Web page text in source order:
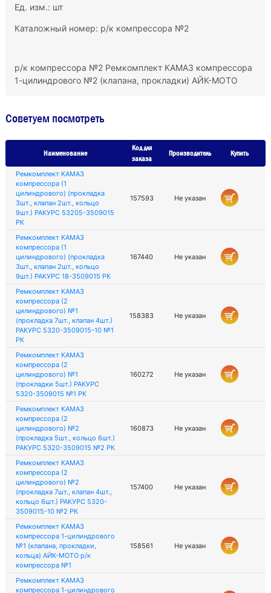
Ед. изм.: шт
Каталожный номер: р/к компрессора №2
р/к компрессора №2 Ремкомплект КАМАЗ компрессора
1-цилиндрового №2 (клапана, прокладки) АЙК-МОТО
Советуем посмотреть
Наименование
Код для
заказа
Производитель Купить
Ремкомплект КАМАЗ
компрессора (1
цилиндрового) (прокладка
3шт., клапан 2шт., кольцо
9шт.) РАКУРС 53205-3509015
РК
157593 Не указан
Ремкомплект КАМАЗ
компрессора (1
цилиндрового) (прокладка
3шт., клапан 2шт., кольцо
9шт.) РАКУРС 18-3509015 РК
167440 Не указан
Ремкомплект КАМАЗ
компрессора (2
цилиндрового) №1
(прокладка 7шт., клапан 4шт.)
РАКУРС 5320-3509015-10 №1
РК
158383 Не указан
Ремкомплект КАМАЗ
компрессора (2
цилиндрового) №1
(прокладки 5шт.) РАКУРС
5320-3509015 №1 РК
160272 Не указан
Ремкомплект КАМАЗ
компрессора (2
цилиндрового) №2
(прокладка 5шт., кольцо 6шт.)
РАКУРС 5320-3509015 №2 РК
160873 Не указан
Ремкомплект КАМАЗ
компрессора (2
цилиндрового) №2
(прокладка 7шт., клапан 4шт.,
кольцо 6шт.) РАКУРС 5320-
3509015-10 №2 РК
157400 Не указан
Ремкомплект КАМАЗ
компрессора 1-цилиндрового
№1 (клапана, прокладки,
кольца) АЙК-МОТО р/к
компрессора №1
158561 Не указан
Ремкомплект КАМАЗ
компрессора 1-цилиндрового